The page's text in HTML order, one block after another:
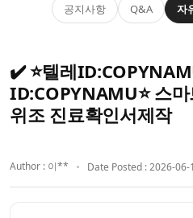
공지사항 Q&A 자
✔️ ⭐텔레
ID:COPYNAMU⭐ 스
위조 진료확인서제작
Author : 이** Date Posted : 2026-06-